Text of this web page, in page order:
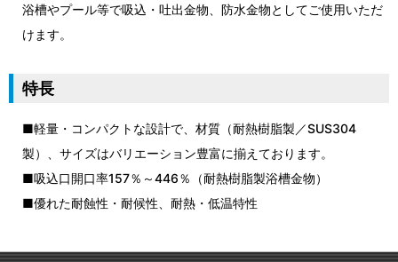
浴槽やプール等で吸込・吐出金物、防水金物としてご使用いただ
けます。
特長
■軽量・コンパクトな設計で、材質（耐熱樹脂製／SUS304
製）、サイズはバリエーション豊富に揃えております。
■吸込口開口率157％～446％（耐熱樹脂製浴槽金物）
■優れた耐蝕性・耐候性、耐熱・低温特性